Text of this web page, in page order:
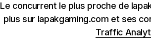
Le concurrent le plus proche de
plus sur lapakgaming.com et ses
Traffic